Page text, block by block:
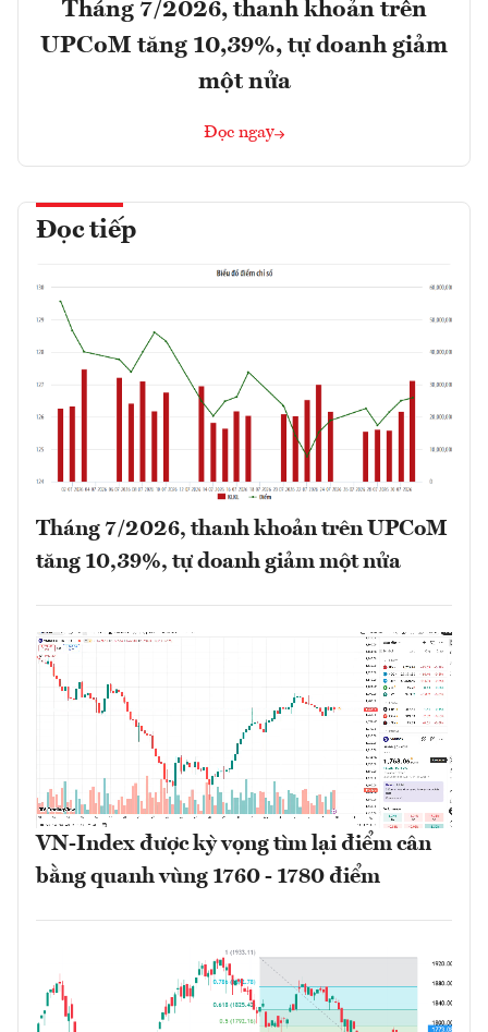
Tháng 7/2026, thanh khoản trên
UPCoM tăng 10,39%, tự doanh giảm
một nửa
Đọc ngay
Đọc tiếp
Tháng 7/2026, thanh khoản trên UPCoM
tăng 10,39%, tự doanh giảm một nửa
VN-Index được kỳ vọng tìm lại điểm cân
bằng quanh vùng 1760 - 1780 điểm